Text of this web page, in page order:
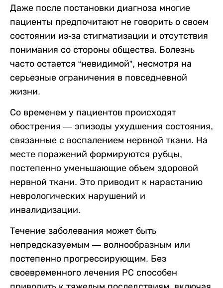
Даже после постановки диагноза многие
пациенты предпочитают не говорить о своем
состоянии из-за стигматизации и отсутствия
понимания со стороны общества. Болезнь
часто остается “невидимой”, несмотря на
серьезные ограничения в повседневной
жизни.
Со временем у пациентов происходят
обострения — эпизоды ухудшения состояния,
связанные с воспалением нервной ткани. На
месте поражений формируются рубцы,
постепенно уменьшающие объем здоровой
нервной ткани. Это приводит к нарастанию
неврологических нарушений и
инвалидизации.
Течение заболевания может быть
непредсказуемым — волнообразным или
постепенно прогрессирующим. Без
своевременного лечения РС способен